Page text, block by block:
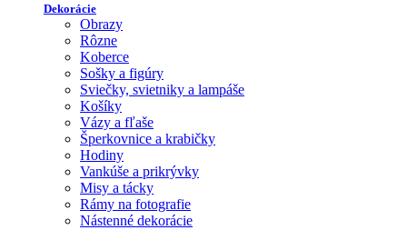
Dekorácie
Obrazy
Rôzne
Koberce
Sošky a figúry
Sviečky, svietniky a lampáše
Košíky
Vázy a fľaše
Šperkovnice a krabičky
Hodiny
Vankúše a prikrývky
Misy a tácky
Rámy na fotografie
Nástenné dekorácie